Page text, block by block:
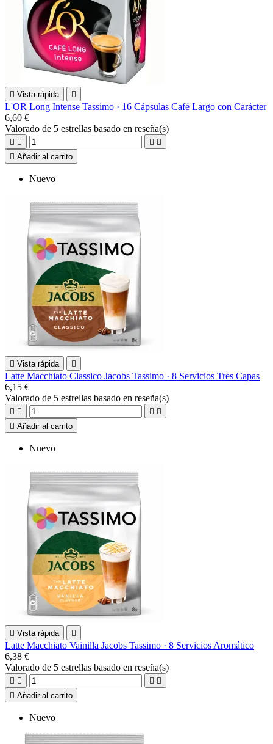
 Vista rápida 
L'OR Long Intense Tassimo · 16 Cápsulas Café Largo con Carácter
6,60 €
Valorado de 5 estrellas basado en reseña(s)
   
 Añadir al carrito
Nuevo
 Vista rápida 
Latte Macchiato Classico Jacobs Tassimo · 8 Servicios Tres Capas
6,15 €
Valorado de 5 estrellas basado en reseña(s)
   
 Añadir al carrito
Nuevo
 Vista rápida 
Latte Macchiato Vainilla Jacobs Tassimo · 8 Servicios Aromático
6,38 €
Valorado de 5 estrellas basado en reseña(s)
   
 Añadir al carrito
Nuevo